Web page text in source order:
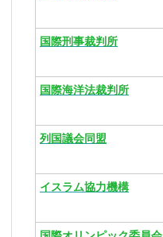
国際刑事裁判所
国際海洋法裁判所
列国議会同盟
イスラム協力機構